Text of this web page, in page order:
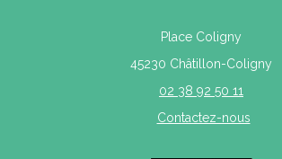
Place Coligny
45230 Châtillon-Coligny
02 38 92 50 11
Contactez-nous